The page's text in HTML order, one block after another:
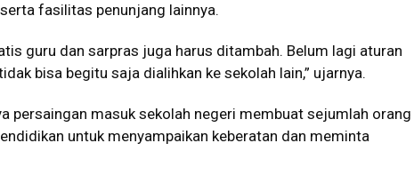
fasilitas penunjang lainnya.
guru dan sarpras juga harus ditambah. Belum lagi aturan
bisa begitu saja dialihkan ke sekolah lain,” ujarnya.
persaingan masuk sekolah negeri membuat sejumlah orang
untuk menyampaikan keberatan dan meminta